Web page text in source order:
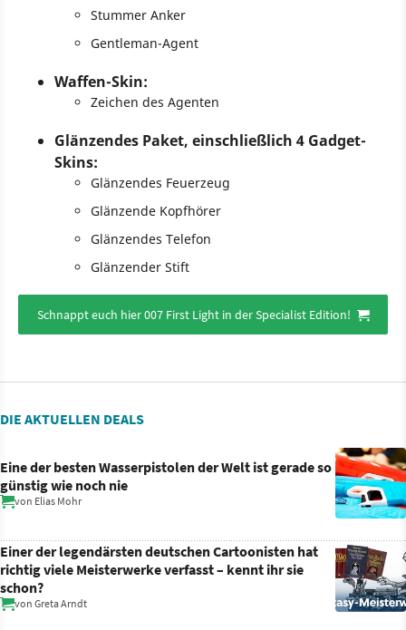
Stummer Anker
Gentleman-Agent
Waffen-Skin:
Zeichen des Agenten
Glänzendes Paket, einschließlich 4 Gadget-
Skins:
Glänzendes Feuerzeug
Glänzende Kopfhörer
Glänzendes Telefon
Glänzender Stift
Schnappt euch hier 007 First Light in der Specialist Edition!
DIE AKTUELLEN DEALS
Eine der besten Wasserpistolen der Welt ist gerade so
günstig wie noch nie
von Elias Mohr
Einer der legendärsten deutschen Cartoonisten hat
richtig viele Meisterwerke verfasst – kennt ihr sie
schon?
von Greta Arndt